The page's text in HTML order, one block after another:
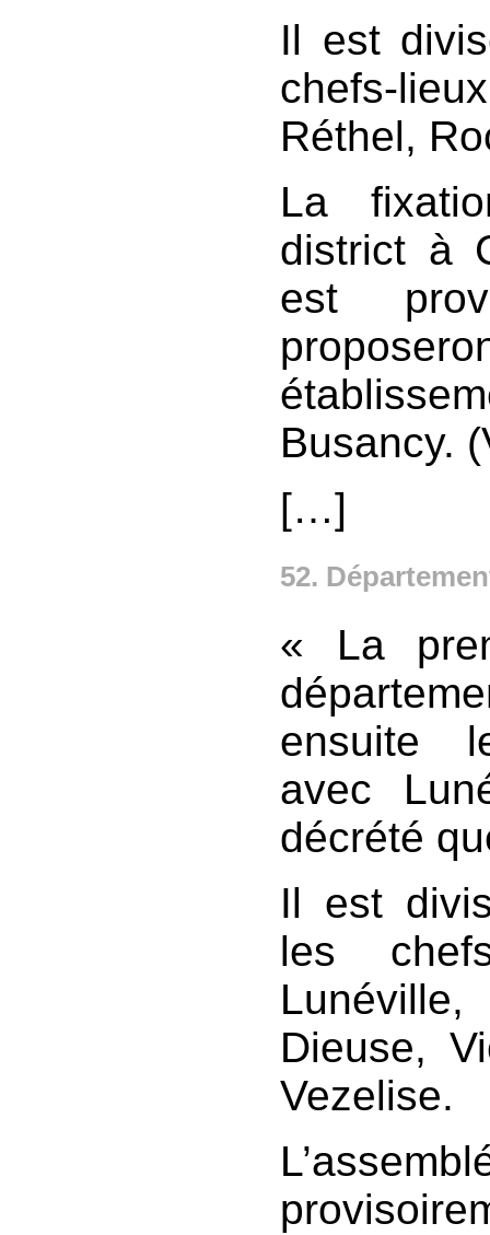
Il est
chefs-
Réthel,
La
district à
est
Busancy.
[…]
52.
« La
ensuite
avec
décrété
Il est
les
Dieuse,
Vezelise.